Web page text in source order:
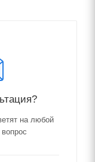
на любой